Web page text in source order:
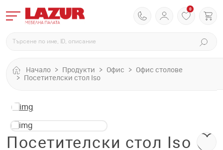
0
Начало Продукти Офис
Офис столове
Посетителски стол Iso
Посетителски стол Iso